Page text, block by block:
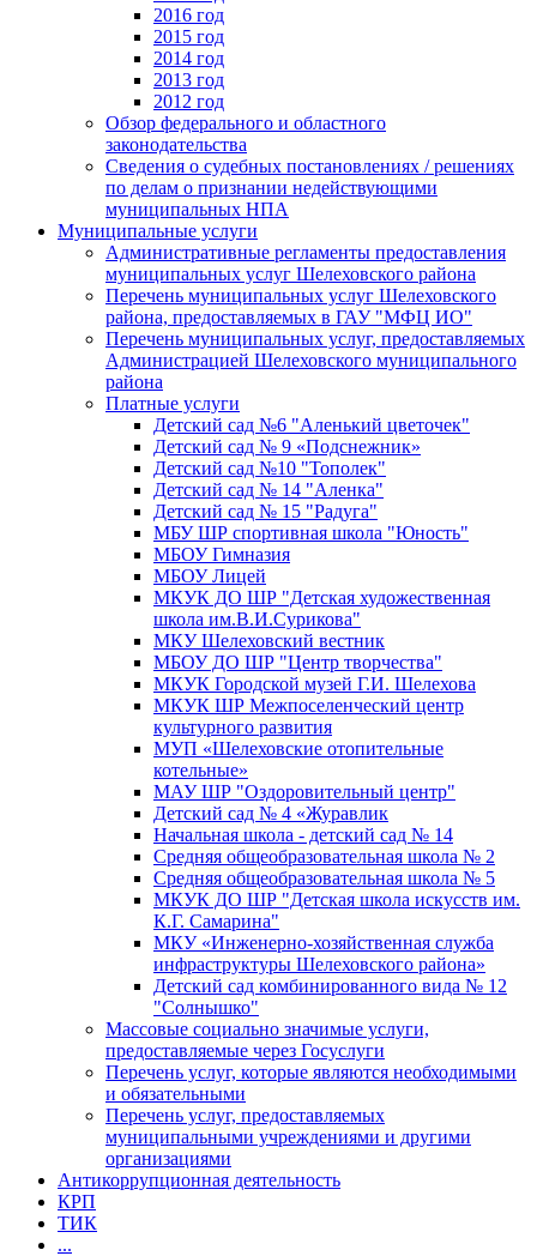
2016 год
2015 год
2014 год
2013 год
2012 год
Обзор федерального и областного
законодательства
Сведения о судебных постановлениях / решениях
по делам о признании недействующими
муниципальных НПА
Муниципальные услуги
Административные регламенты предоставления
муниципальных услуг Шелеховского района
Перечень муниципальных услуг Шелеховского
района, предоставляемых в ГАУ "МФЦ ИО"
Перечень муниципальных услуг, предоставляемых
Администрацией Шелеховского муниципального
района
Платные услуги
Детский сад №6 "Аленький цветочек"
Детский сад № 9 «Подснежник»
Детский сад №10 "Тополек"
Детский сад № 14 "Аленка"
Детский сад № 15 "Радуга"
МБУ ШР спортивная школа "Юность"
МБОУ Гимназия
МБОУ Лицей
МКУК ДО ШР "Детская художественная
школа им.В.И.Сурикова"
МКУ Шелеховский вестник
МБОУ ДО ШР "Центр творчества"
МКУК Городской музей Г.И. Шелехова
МКУК ШР Межпоселенческий центр
культурного развития
МУП «Шелеховские отопительные
котельные»
МАУ ШР "Оздоровительный центр"
Детский сад № 4 «Журавлик
Начальная школа - детский сад № 14
Средняя общеобразовательная школа № 2
Средняя общеобразовательная школа № 5
МКУК ДО ШР "Детская школа искусств им.
К.Г. Самарина"
МКУ «Инженерно-хозяйственная служба
инфраструктуры Шелеховского района»
Детский сад комбинированного вида № 12
"Солнышко"
Массовые социально значимые услуги,
предоставляемые через Госуслуги
Перечень услуг, которые являются необходимыми
и обязательными
Перечень услуг, предоставляемых
муниципальными учреждениями и другими
организациями
Антикоррупционная деятельность
КРП
ТИК
...